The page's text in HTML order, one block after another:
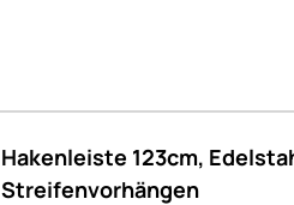
Hakenleiste 123cm,
Streifenvorhängen